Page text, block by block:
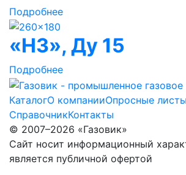
Подробнее
«НЗ», Ду 15
Подробнее
КаталогО компанииОпросные листы
СправочникКонтакты
© 2007–2026 «Газовик»
Сайт носит информационный
является публичной офертой